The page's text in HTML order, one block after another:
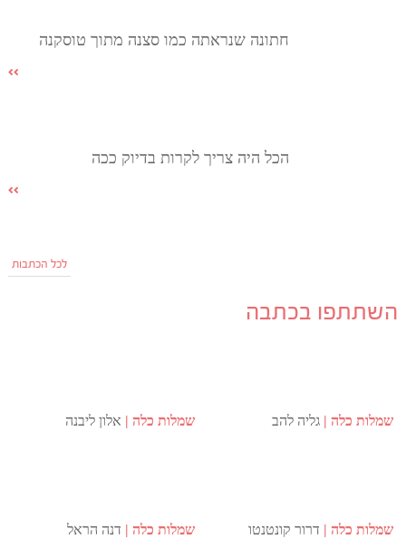
חתונה שנראתה כמו סצנה מתוך טוסקנה
הכל היה צריך לקרות בדיוק ככה
לכל הכתבות
השתתפו בכתבה
שמלות כלה גליה להב שמלות כלה אלון ליבנה
שמלות כלה דרור קונטנטו שמלות כלה דנה הראל